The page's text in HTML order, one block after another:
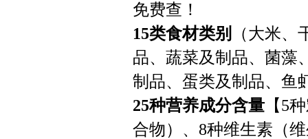
免费查！
15类食材类别
（大米
品、蔬菜及制品、菌藻
制品、蛋类及制品、鱼
25种营养成分含量 【5
合物）、8种维生素（